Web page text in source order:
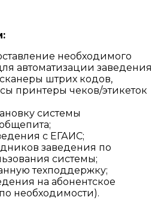
необходимого
автоматизации заведения
штрих кодов,
принтеры чеков/этикеток
системы
с ЕГАИС;
заведения по
системы;
техподдержку;
на абонентское
необходимости).